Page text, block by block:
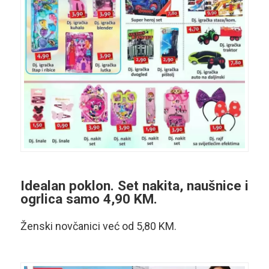
Idealan poklon. Set nakita, naušnice i
ogrlica samo 4,90 KM.
Ženski novčanici već od 5,80 KM.